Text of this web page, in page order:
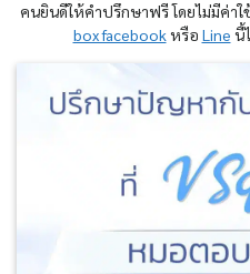
คนยินดีให้คำปรึกษาฟรี โดยไม่มีค่า
box facebookหรือ Line นี้